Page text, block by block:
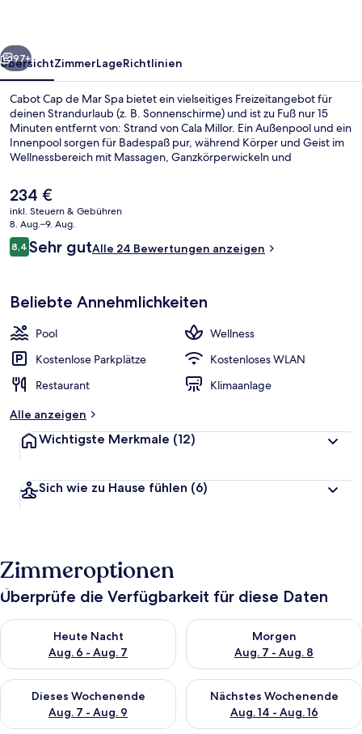
Weiter
97+
ÜbersichtZimmerLageRichtlinien
Cabot Cap de Mar Spa bietet ein vielseitiges Freizeitangebot für
deinen Strandurlaub (z. B. Sonnenschirme) und ist zu Fuß nur 15
Minuten entfernt von: Strand von Cala Millor. Ein Außenpool und ein
Innenpool sorgen für Badespaß pur, während Körper und Geist im
Wellnessbereich mit Massagen, Ganzkörperwickeln und
und internationale Küche spezialisiert und serviert Frühstück und
Abendessen. Eine Bar/Lounge, eine Sauna und ein Dampfbad
gehören ebenfalls zum Angebot.
Der
aktuelle
Preis
beträgt
234 €.
234 €
inkl. Steuern & Gebühren
8. Aug.–9. Aug.
Bewertungen
8,48,4 von 10.
Sehr gutAlle 24 Bewertungen anzeigen
Beliebte Annehmlichkeiten
Pool
Wellness
Kostenlose Parkplätze
Kostenloses WLAN
Restaurant
Klimaanlage
Alle anzeigen
Wichtigste Merkmale (12)
Sich wie zu Hause fühlen (6)
Zimmeroptionen
Überprüfe die Verfügbarkeit für diese Daten
Heute Nacht
Aug. 6 - Aug. 7
Überprüfe die Verfügbarkeit für heute Nacht, Aug. 6 - Aug. 7.
Morgen
Aug. 7 - Aug. 8
Überprüfe die Verfügbarkeit
Dieses Wochenende
Aug. 7 - Aug. 9
Überprüfe die Verfügbarkeit für dieses Wochenende, Aug. 7
Nächstes Wochenende
Aug. 14 - Aug. 16
Überprüfe die Verfügbarkeit